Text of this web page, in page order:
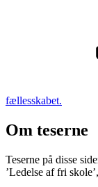
fællesskabet.
Om teserne
Teserne på disse
’Ledelse af fri